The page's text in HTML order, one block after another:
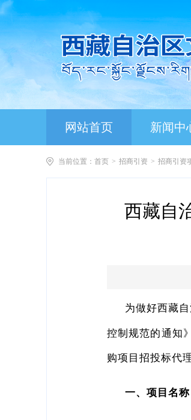
网站首页 新闻中
当前位置： 首页 > 招商引资 > 招商引资
西藏自
为做好西藏
控制规范的通知
购项目招投标代
一、项目名称